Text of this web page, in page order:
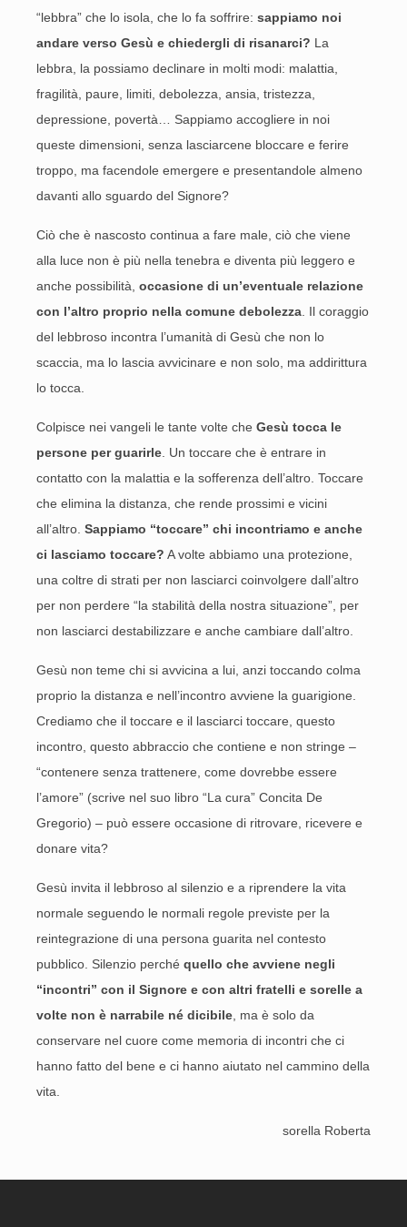
“lebbra” che lo isola, che lo fa soffrire: sappiamo noi
andare verso Gesù e chiedergli di risanarci? La
lebbra, la possiamo declinare in molti modi: malattia,
fragilità, paure, limiti, debolezza, ansia, tristezza,
depressione, povertà… Sappiamo accogliere in noi
queste dimensioni, senza lasciarcene bloccare e ferire
troppo, ma facendole emergere e presentandole almeno
davanti allo sguardo del Signore?
Ciò che è nascosto continua a fare male, ciò che viene
alla luce non è più nella tenebra e diventa più leggero e
anche possibilità, occasione di un’eventuale relazione
con l’altro proprio nella comune debolezza . Il coraggio
del lebbroso incontra l’umanità di Gesù che non lo
scaccia, ma lo lascia avvicinare e non solo, ma addirittura
lo tocca.
Colpisce nei vangeli le tante volte che Gesù tocca le
persone per guarirle . Un toccare che è entrare in
contatto con la malattia e la sofferenza dell’altro. Toccare
che elimina la distanza, che rende prossimi e vicini
all’altro. Sappiamo “toccare” chi incontriamo e anche
ci lasciamo toccare? A volte abbiamo una protezione,
una coltre di strati per non lasciarci coinvolgere dall’altro
per non perdere “la stabilità della nostra situazione”, per
non lasciarci destabilizzare e anche cambiare dall’altro.
Gesù non teme chi si avvicina a lui, anzi toccando colma
proprio la distanza e nell’incontro avviene la guarigione.
Crediamo che il toccare e il lasciarci toccare, questo
incontro, questo abbraccio che contiene e non stringe –
“contenere senza trattenere, come dovrebbe essere
l’amore” (scrive nel suo libro “La cura” Concita De
Gregorio) – può essere occasione di ritrovare, ricevere e
donare vita?
Gesù invita il lebbroso al silenzio e a riprendere la vita
normale seguendo le normali regole previste per la
reintegrazione di una persona guarita nel contesto
pubblico. Silenzio perché quello che avviene negli
“incontri” con il Signore e con altri fratelli e sorelle a
volte non è narrabile né dicibile , ma è solo da
conservare nel cuore come memoria di incontri che ci
hanno fatto del bene e ci hanno aiutato nel cammino della
vita.
sorella Roberta